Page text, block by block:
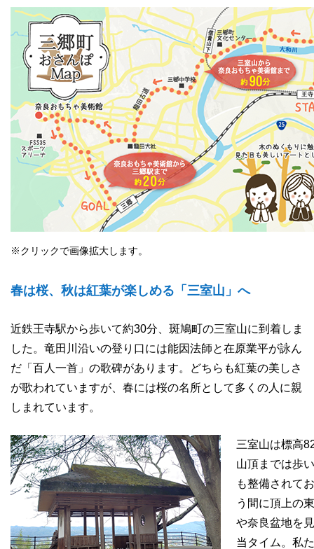
※クリックで画像拡大します。
春は桜、秋は紅葉が楽しめる「三室山」へ
近鉄王寺駅から歩いて約30分、斑鳩町の三室山に到着しま
した。竜田川沿いの登り口には能因法師と在原業平が詠ん
だ「百人一首」の歌碑があります。どちらも紅葉の美しさ
が歌われていますが、春には桜の名所として多くの人に親
しまれています。
三室山は標高
山頂までは歩
も整備されて
う間に頂上の
や奈良盆地を
当タイム。私